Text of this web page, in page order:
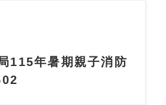
115年暑期親子消防